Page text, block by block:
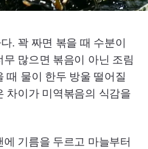
. 꽉 짜면 볶을 때 수분이
많으면 볶음이 아닌 조림
때 물이 한두 방울 떨어질
차이가 미역볶음의 식감을
기름을 두르고 마늘부터